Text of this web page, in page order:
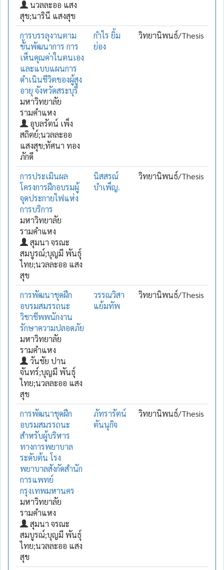
นวลละออ แสง
สุข;นารินี แสงสุข
การบรรลุงานตาม
ขั้นพัฒนาการ การ
เห็นคุณค่าในตนเอง
และแบบแผนการ
ดำเนินชีวิตของผู้สูง
อายุ จังหวัดสระบุรี
มหาวิทยาลัย
รามคำแหง
อุบลรัตน์ เพ็ง
สถิตย์;นวลละออ
แสงสุข;ทัศนา ทอง
ภักดี
กำไร ยิ้ม
ย่อง
วิทยานิพนธ์/Thesis
การประเมินผล
โครงการฝึกอบรมผู้
จุดประกายไฟแห่ง
การบริการ
มหาวิทยาลัย
รามคำแหง
สุมนา จรณะ
สมบูรณ์;บุญมี พันธุ์
ไทย;นวลละออ แสง
สุข
นิสสรณ์
บำเพ็ญ.
วิทยานิพนธ์/Thesis
การพัฒนาชุดฝึก
อบรมสมรรถนะ
วิชาชีพพนักงาน
รักษาความปลอดภัย
มหาวิทยาลัย
รามคำแหง
วันชัย ปาน
จันทร์;บุญมี พันธุ์
ไทย;นวลละออ แสง
สุข
วรรณวิสา
แย้มทัพ
วิทยานิพนธ์/Thesis
การพัฒนาชุดฝึก
อบรมสมรรถนะ
สำหรับผู้บริหาร
ทางการพยาบาล
ระดับต้น โรง
พยาบาลสังกัดสำนัก
การแพทย์
กรุงเทพมหานคร
มหาวิทยาลัย
รามคำแหง
สุมนา จรณะ
สมบูรณ์;บุญมี พันธุ์
ไทย;นวลละออ แสง
สุข
ภัทรารัตน์
ตันนุกิจ
วิทยานิพนธ์/Thesis